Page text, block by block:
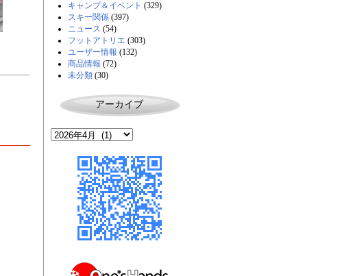
キャンプ＆イベント (329)
スキー関係 (397)
ニュース (54)
フットアトリエ (303)
ユーザー情報 (132)
商品情報 (72)
未分類 (30)
アーカイブ